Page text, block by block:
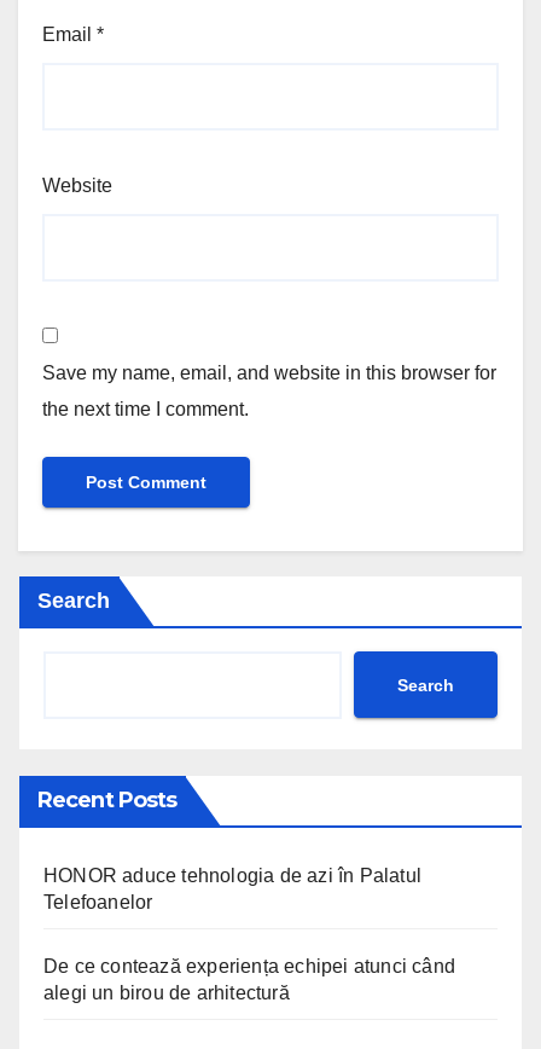
Email *
Website
Save my name, email, and website in this browser for
the next time I comment.
Search
Search
Recent Posts
HONOR aduce tehnologia de azi în Palatul
Telefoanelor
De ce contează experiența echipei atunci când
alegi un birou de arhitectură